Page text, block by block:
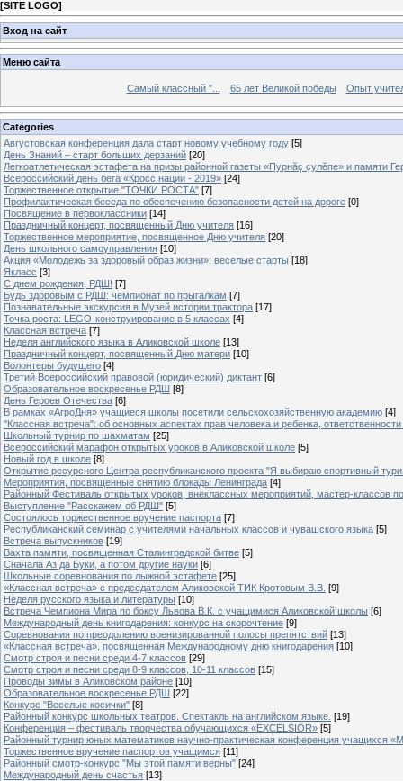
[SITE LOGO]
Вход на сайт
Меню сайта
Самый классный "... 65 лет Великой победы Опыт
Categories
Августовская конференция дала старт новому учебному году [5]
День Знаний – старт больших дерзаний [20]
Легкоатлетическая эстафета на призы районной газеты «Пурнăç çулĕпе» и памяти
Всероссийский день бега «Кросс нации - 2019» [24]
Торжественное открытие "ТОЧКИ РОСТА" [7]
Профилактическая беседа по обеспечению безопасности детей на дороге [0]
Посвящение в первоклассники [14]
Праздничный концерт, посвященный Дню учителя [16]
Торжественное мероприятие, посвященное Дню учителя [20]
День школьного самоуправления [10]
Акция «Молодежь за здоровый образ жизни»: веселые старты [18]
Якласс [3]
С днем рождения, РДШ! [7]
Будь здоровым с РДШ: чемпионат по прыгалкам [7]
Познавательные экскурсия в Музей истории трактора [17]
Точка роста: LEGO-конструирование в 5 классах [4]
Классная встреча [7]
Неделя английского языка в Аликовской школе [13]
Праздничный концерт, посвященный Дню матери [10]
Волонтеры будущего [4]
Третий Всероссийский правовой (юридический) диктант [6]
Образовательное воскресенье РДШ [8]
День Героев Отечества [6]
В рамках «АгроДня» учащиеся школы посетили сельскохозяйственную академию [4]
"Классная встреча": об основных аспектах прав человека и ребенка,
Школьный турнир по шахматам [25]
Всероссийский марафон открытых уроков в Аликовской школе [5]
Новый год в школе [8]
Открытие ресурсного Центра республиканского проекта "Я выбираю спортивный
Мероприятия, посвященные снятию блокады Ленинграда [4]
Районный Фестиваль открытых уроков, внеклассных мероприятий, мастер-классов
Выступление "Расскажем об РДШ" [5]
Состоялось торжественное вручение паспорта [7]
Республиканский семинар с учителями начальных классов и чувашского языка [5]
Встреча выпускников [19]
Вахта памяти, посвященная Сталинградской битве [5]
Сначала Аз да Буки, а потом другие науки [6]
Школьные соревнования по лыжной эстафете [25]
«Классная встреча» с председателем Аликовской ТИК Кротовым В.В. [9]
Неделя русского языка и литературы [10]
Встреча Чемпиона Мира по боксу Львова В.К. с учащимися Аликовской школы [6]
Международный день книгодарения: конкурс на скорочтение [9]
Cоревнования по преодолению военизированной полосы препятствий [13]
«Классная встреча», посвященная Международному дню книгодарения [10]
Смотр строя и песни среди 4-7 классов [29]
Смотр строя и песни среди 8-9 классов, 10-11 классов [15]
Проводы зимы в Аликовском районе [10]
Образовательное воскресенье РДШ [22]
Конкурс "Веселые косички" [8]
Районный конкурс школьных театров. Спектакль на английском языке. [19]
Конференция – фестиваль творчества обучающихся «EXCELSIOR» [5]
Районный турнир юных математиков научно-практическая конференция учащихся
Торжественное вручение паспортов учащимся [11]
Районный смотр-конкурс "Мы этой памяти верны" [24]
Международный день счастья [13]